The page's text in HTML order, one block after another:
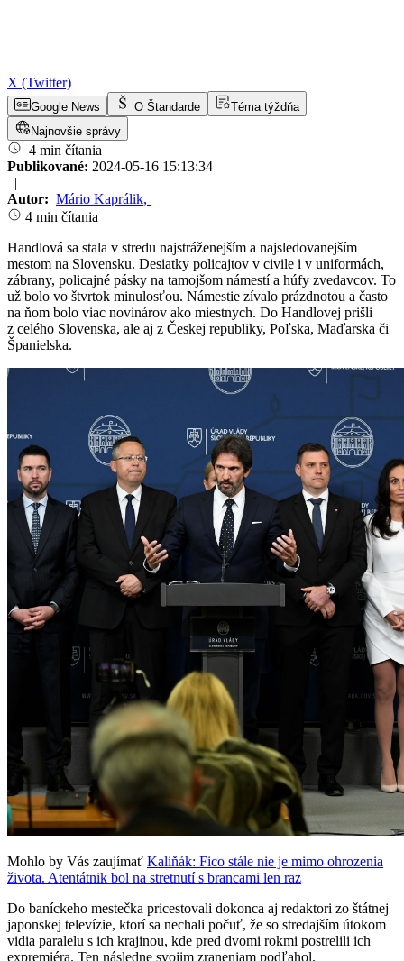
X (Twitter)
Google News O Štandarde
Téma týždňa
Najnovšie správy
4 min čítania
Publikované: 2024-05-16 15:13:34
|
Autor: Mário Kaprálik,
4 min čítania
Handlová sa stala v stredu najstráženejším a najsledovanejším
mestom na Slovensku. Desiatky policajtov v civile i v uniformách,
zábrany, policajné pásky na tamojšom námestí a húfy zvedavcov. To
už bolo vo štvrtok minulosťou. Námestie zívalo prázdnotou a často
na ňom bolo viac novinárov ako miestnych. Do Handlovej prišli
z celého Slovenska, ale aj z Českej republiky, Poľska, Maďarska či
Španielska.
Mohlo by Vás zaujímať Kaliňák: Fico stále nie je mimo ohrozenia
života. Atentátnik bol na stretnutí s brancami len raz
Do baníckeho mestečka pricestovali dokonca aj redaktori zo štátnej
japonskej televízie, ktorí sa nechali počuť, že so stredajším útokom
vidia paralelu s ich krajinou, kde pred dvomi rokmi postrelili ich
expremiéra. Ten následne svojim zraneniam podľahol.